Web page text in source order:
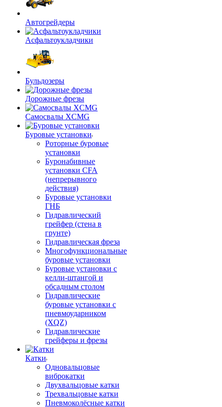
Автогрейдеры
Асфальтоукладчики
Бульдозеры
Дорожные фрезы
Самосвалы XCMG
Буровые установки
Роторные буровые
установки
Буронабивные
установки CFA
(непрерывного
действия)
Буровые установки
ГНБ
Гидравлический
грейфер (стена в
грунте)
Гидравлическая фреза
Многофункциональные
буровые установки
Буровые установки с
келли-штангой и
обсадным столом
Гидравлические
буровые установки с
пневмоударником
(XQZ)
Гидравлические
грейферы и фрезы
Катки
Одновальцовые
виброкатки
Двухвальцовые катки
Трехвальцовые катки
Пневмоколёсные катки